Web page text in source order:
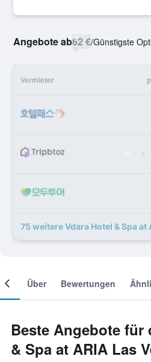
Angebote ab62 €/Günstigste
Vermieter
Über Bewertungen
Beste Angebote für
& Spa at ARIA Las